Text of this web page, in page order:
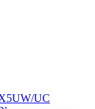
UC